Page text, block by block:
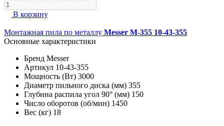
В корзину
Монтажная пила по металлу Messer M-355 10-43-355
Основные характеристики
Бренд Messer
Артикул 10-43-355
Мощность (Вт) 3000
Диаметр пильного диска (мм) 355
Глубина распила угол 90° (мм) 150
Число оборотов (об/мин) 1450
Вес (кг) 18